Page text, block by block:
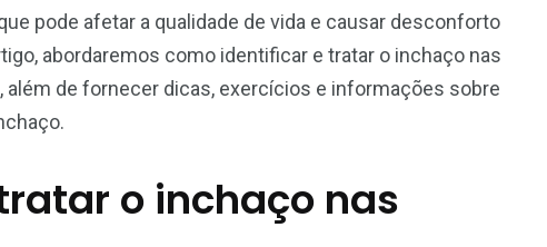
pode afetar a qualidade de vida e causar desconforto
abordaremos como identificar e tratar o inchaço nas
de fornecer dicas, exercícios e informações sobre
o inchaço nas